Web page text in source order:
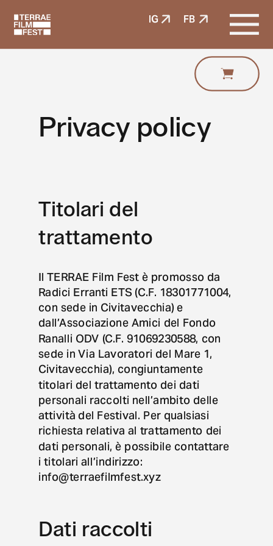
Privacy policy
Titolari del
trattamento
Il TERRAE Film Fest è promosso da
Radici Erranti ETS (C.F. 18301771004,
con sede in Civitavecchia) e
dall’Associazione Amici del Fondo
Ranalli ODV (C.F. 91069230588, con
sede in Via Lavoratori del Mare 1,
Civitavecchia), congiuntamente
titolari del trattamento dei dati
personali raccolti nell’ambito delle
attività del Festival. Per qualsiasi
richiesta relativa al trattamento dei
dati personali, è possibile contattare
i titolari all’indirizzo:
info@terraefilmfest.xyz
Dati raccolti
FB
IG